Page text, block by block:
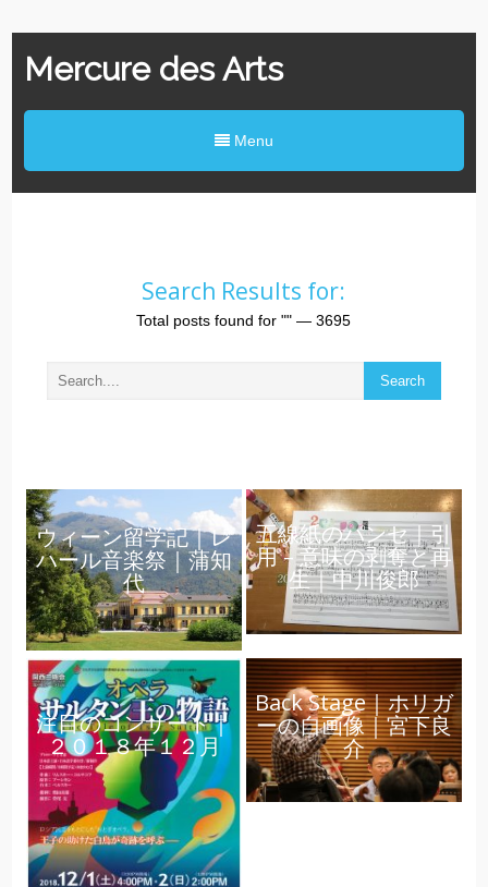
Mercure des Arts
Menu
Search Results for:
Total posts found for"" — 3695
ウィーン留学記｜レ
ハール音楽祭｜蒲知
代
五線紙のパンセ｜引
用 – 意味の剥奪と再
生｜中川俊郎
注目のコンサート｜
２０１８年１２月
Back Stage｜ホリガ
ーの自画像｜宮下良
介